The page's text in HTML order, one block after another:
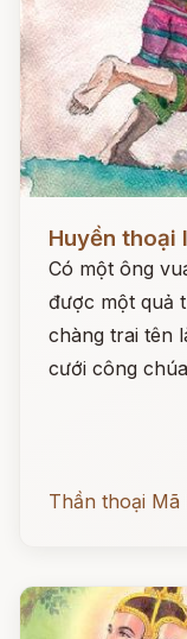
Đọc ngay
Huyền thoại
Có một ông
được một quả
chàng trai tên
cưới công
Thần thoại Mã